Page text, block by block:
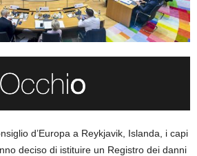
d’Europa a Reykjavik, Islanda, i capi
deciso di istituire un Registro dei danni